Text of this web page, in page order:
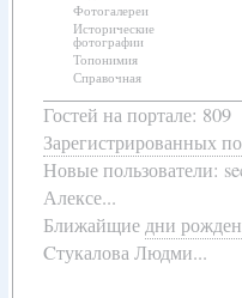
Фотогалереи
Исторические
фотографии
Топонимия
Справочная
Гостей на портале: 809
Зарегистрированных
Новые пользователи:
Алексе...
Ближайщиедни
Cтукалова Людми...